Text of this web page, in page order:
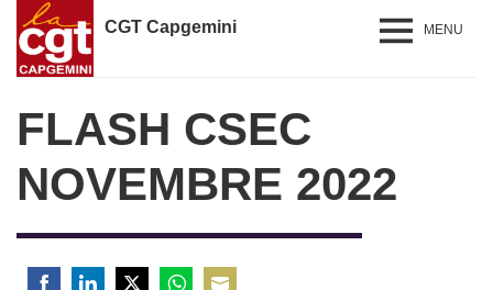
CGT Capgemini MENU
FLASH CSEC
NOVEMBRE 2022